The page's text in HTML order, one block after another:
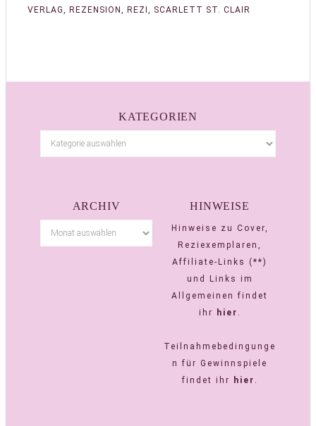
VERLAG, REZENSION , REZI , SCARLETT ST. CLAIR
KATEGORIEN
ARCHIV HINWEISE
Hinweise zu Cover,
Reziexemplaren,
Affiliate-Links (**)
und Links im
Allgemeinen findet
ihr
hier .
Teilnahmebedingunge
n für Gewinnspiele
findet ihr
hier .